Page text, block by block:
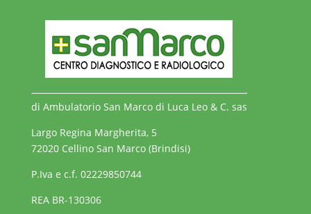
di Ambulatorio San Marco di Luca Leo & C. sas
Largo Regina Margherita, 5
72020 Cellino San Marco (Brindisi)
P.Iva e c.f. 02229850744
REA BR-130306